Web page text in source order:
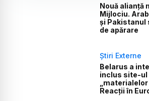
Nouă alianță
Mijlociu.
și Pakistanul
de apărare
Știri Externe
Belarus a
inclus site-ul
Reacții în